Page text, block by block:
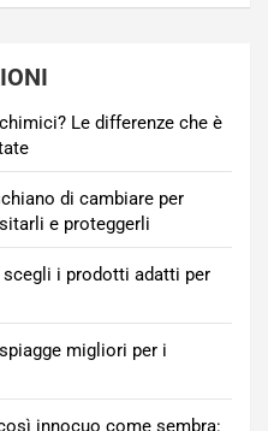
Le differenze che è
di cambiare per
e proteggerli
scegli i prodotti adatti per
migliori per i
innocuo come sembra: